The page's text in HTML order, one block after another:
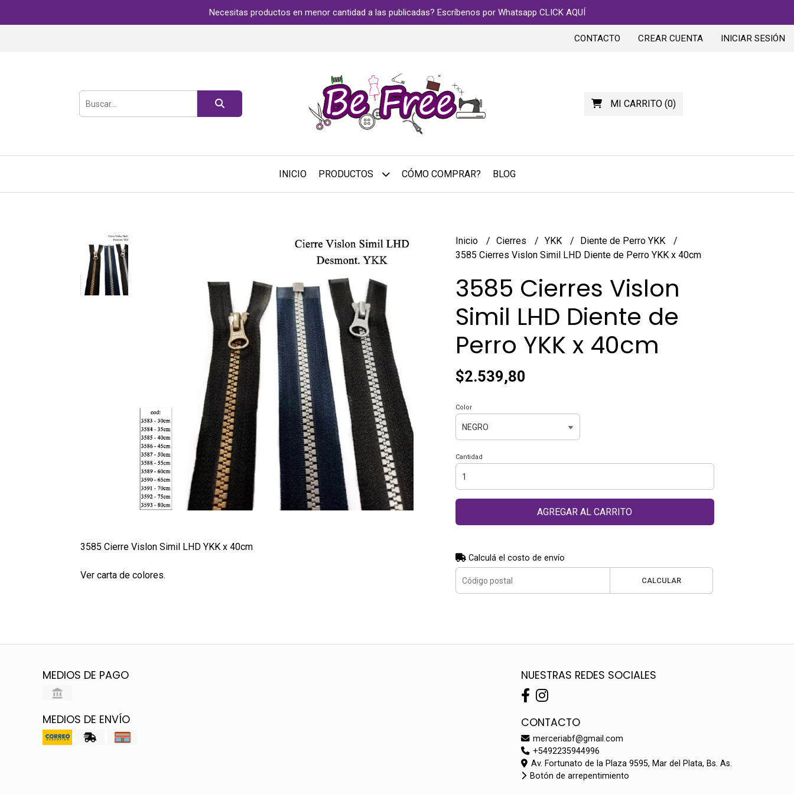
Necesitas productos en menor cantidad a las publicadas? Escríbenos por Whatsapp CLICK AQUÍ
CONTACTO CREAR CUENTA INICIAR SESIÓN
MI CARRITO(0)
INICIO PRODUCTOS CÓMO COMPRAR? BLOG
3585 Cierre Vislon Simil LHD YKK x 40cm
Ver carta de colores.
Inicio Cierres YKK
Diente de Perro YKK
3585 Cierres Vislon Simil LHD Diente de Perro YKK x 40cm
3585 Cierres Vislon
Simil LHD Diente de
Perro YKK x 40cm
$2.539,80
Color
Cantidad
AGREGAR AL CARRITO
Calculá el costo de envío
CALCULAR
MEDIOS DE PAGO
MEDIOS DE ENVÍO
NUESTRAS REDES SOCIALES
CONTACTO
merceriabf@gmail.com
+5492235944996
Av. Fortunato de la Plaza 9595, Mar del Plata, Bs. As.
Botón de arrepentimiento